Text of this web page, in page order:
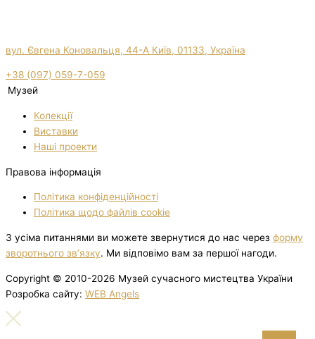
вул. Євгена Коновальця, 44-А Київ, 01133, Україна
+38 (097) 059-7-059
Музей
Колекції
Виставки
Нашi проекти
Правова інформація
Політика конфіденційності
Політика щодо файлів cookie
З усіма питаннями ви можете звернутися до нас через форму
зворотнього зв’язку. Ми відповімо вам за першої нагоди.
Copyright © 2010-2026 Музей сучасного мистецтва України
Розробка сайту: WEB Angels